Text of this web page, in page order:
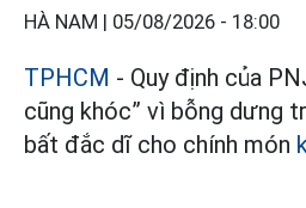
HÀ NAM | 05/08/2026 - 18:00
TPHCM - Quy định của
cũng khóc” vì bỗng dưng
bất đắc dĩ cho chính món